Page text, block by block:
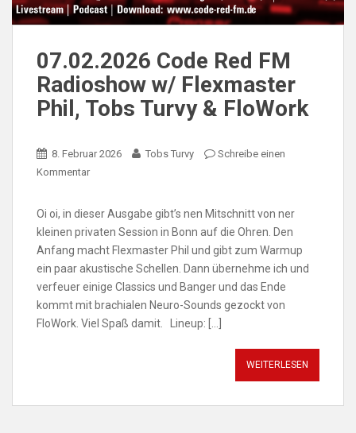
07.02.2026 Code Red FM
Radioshow w/ Flexmaster
Phil, Tobs Turvy & FloWork
8. Februar 2026 Tobs Turvy
Schreibe einen
Kommentar
Oi oi, in dieser Ausgabe gibt’s nen Mitschnitt von ner
kleinen privaten Session in Bonn auf die Ohren. Den
Anfang macht Flexmaster Phil und gibt zum Warmup
ein paar akustische Schellen. Dann übernehme ich und
verfeuer einige Classics und Banger und das Ende
kommt mit brachialen Neuro-Sounds gezockt von
FloWork. Viel Spaß damit. Lineup: […]
WEITERLESEN